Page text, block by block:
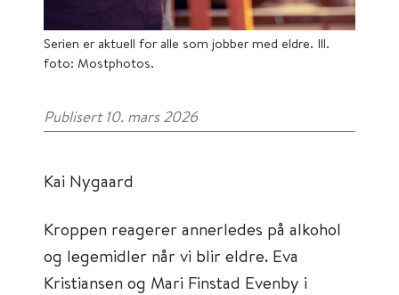
Serien er aktuell for alle som jobber med eldre. Ill.
foto: Mostphotos.
Publisert 10. mars 2026
Kai Nygaard
Kroppen reagerer annerledes på alkohol
og legemidler når vi blir eldre. Eva
Kristiansen og Mari Finstad Evenby i